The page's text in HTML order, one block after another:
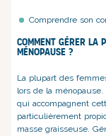
Comprendre son
Comment gérer la
ménopause ?
La plupart des
lors de la ménopause.
qui accompagnent
particulièrement
masse graisseuse.